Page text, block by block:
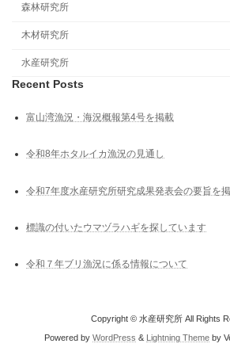
森林研究所
木材研究所
水産研究所
Recent Posts
富山湾漁況・海況概報第4号を掲載
令和8年ホタルイカ漁況の見通し
令和7年度水産研究所研究成果発表会の要旨を
標識の付いたウマヅラハギを探しています
令和７年ブリ漁況に係る情報について
Copyright © 水産研究所 All Rights
Powered by WordPress & Lightning Theme by